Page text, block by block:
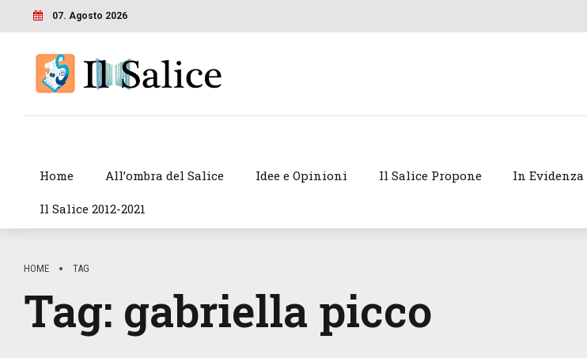
07. Agosto 2026
Home All’ombra del Salice Idee e Opinioni Il Salice Propone In Evidenza
Il Salice 2012-2021
HOME TAG
Tag: gabriella picco